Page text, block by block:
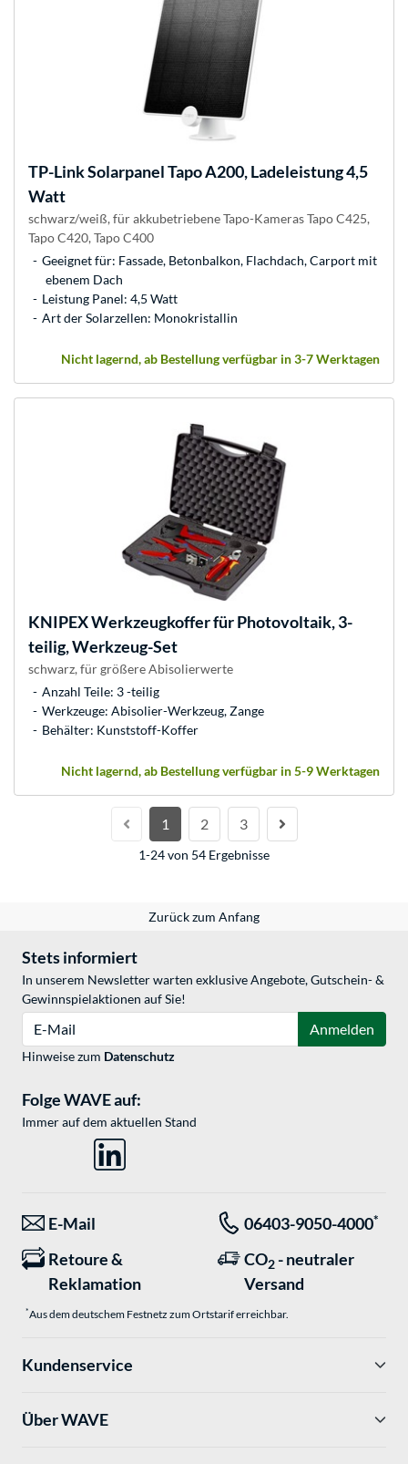
TP-LinkSolarpanel Tapo A200, Ladeleistung 4,5
Watt
schwarz/weiß, für akkubetriebene Tapo-Kameras Tapo C425,
Tapo C420, Tapo C400
Geeignet für: Fassade, Betonbalkon, Flachdach, Carport mit
ebenem Dach
Leistung Panel: 4,5 Watt
Art der Solarzellen: Monokristallin
Nicht lagernd, ab Bestellung verfügbar in 3-7 Werktagen
KNIPEXWerkzeugkoffer für Photovoltaik, 3-
teilig, Werkzeug-Set
schwarz, für größere Abisolierwerte
Anzahl Teile: 3 -teilig
Werkzeuge: Abisolier-Werkzeug, Zange
Behälter: Kunststoff-Koffer
Nicht lagernd, ab Bestellung verfügbar in 5-9 Werktagen
1 2 3
1-24 von 54 Ergebnisse
Zurück zum Anfang
Stets informiert
In unserem Newsletter warten exklusive Angebote, Gutschein- &
Gewinnspielaktionen auf Sie!
Anmelden
Hinweise zum Datenschutz
Folge WAVE auf:
Immer auf dem aktuellen Stand
E-Mail 06403-9050-4000*
Retoure &
Reklamation
CO2 - neutraler
Versand
*Aus dem deutschem Festnetz zum Ortstarif erreichbar.
Kundenservice
Über WAVE